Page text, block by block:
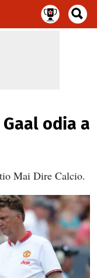
odia a
Mai Dire Calcio.